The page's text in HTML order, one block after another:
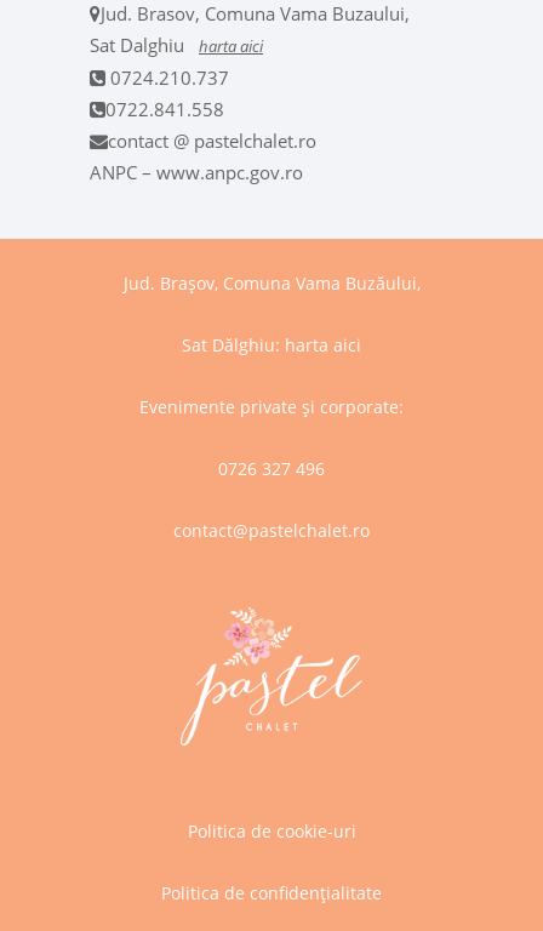
Jud. Brasov, Comuna Vama Buzaului,
Sat Dalghiu
harta aici
0724.210.737
0722.841.558
contact @ pastelchalet.ro
ANPC – www.anpc.gov.ro
Jud. Brașov, Comuna Vama Buzăului,
Sat Dălghiu: harta aici
Evenimente private și corporate:
0726 327 496
contact@pastelchalet.ro
Politica de cookie-uri
Politica de confidențialitate